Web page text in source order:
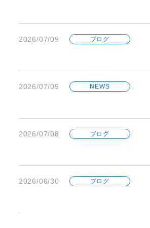
2026/07/09 ブログ
2026/07/09 NEWS
2026/07/08 ブログ
2026/06/30 ブログ